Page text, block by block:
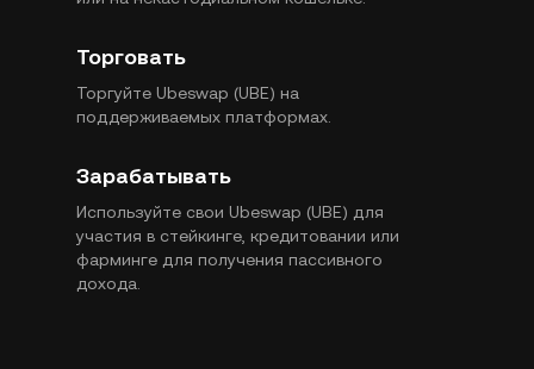
Торговать
Торгуйте Ubeswap (UBE) на
поддерживаемых платформах.
Зарабатывать
Используйте свои Ubeswap (UBE) для
участия в стейкинге, кредитовании или
фарминге для получения пассивного
дохода.